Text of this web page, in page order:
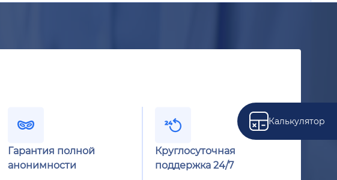
Калькулятор
Гарантия полной
анонимности
Круглосуточная
поддержка 24/7